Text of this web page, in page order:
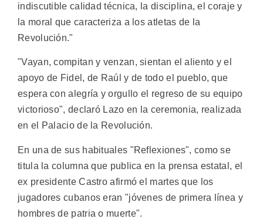
indiscutible calidad técnica, la disciplina, el coraje y
la moral que caracteriza a los atletas de la
Revolución."
"Vayan, compitan y venzan, sientan el aliento y el
apoyo de Fidel, de Raúl y de todo el pueblo, que
espera con alegría y orgullo el regreso de su equipo
victorioso", declaró Lazo en la ceremonia, realizada
en el Palacio de la Revolución.
En una de sus habituales "Reflexiones", como se
titula la columna que publica en la prensa estatal, el
ex presidente Castro afirmó el martes que los
jugadores cubanos eran "jóvenes de primera línea y
hombres de patria o muerte".